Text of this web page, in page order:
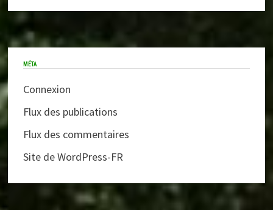
MÉTA
Connexion
Flux des publications
Flux des commentaires
Site de WordPress-FR